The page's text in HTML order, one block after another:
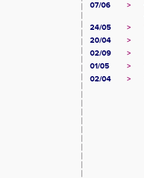
07/06
>
24/05
>
20/04
>
02/09
>
01/05
>
02/04
>